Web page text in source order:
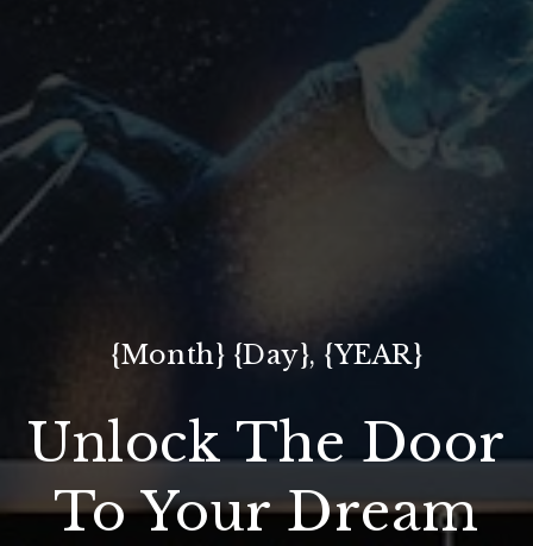
{Month} {Day}, {YEAR}
Unlock The Door
To Your Dream